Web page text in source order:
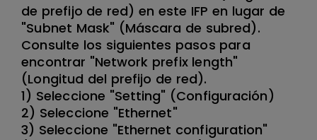
de prefijo de red) en este IFP en lugar de
"Subnet Mask" (Máscara de subred).
Consulte los siguientes pasos para
encontrar "Network prefix length"
(Longitud del prefijo de red).
1) Seleccione "Setting" (Configuración)
2) Seleccione "Ethernet"
3) Seleccione "Ethernet configuration"